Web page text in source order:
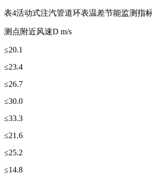
表4活动式注汽管道环表温差节能监测指
测点附近风速D m/s
≤20.1
≤23.4
≤26.7
≤30.0
≤33.3
≤21.6
≤25.2
≤14.8